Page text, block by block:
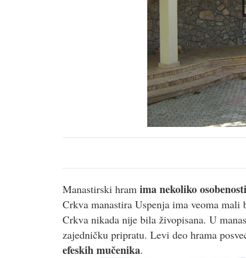
Manastirski hram ima nekoliko osobenosti
Crkva manastira Uspenja ima veoma
Crkva nikada nije bila živopisana. U
zajedničku pripratu. Levi deo hrama
efeskih mučenika.